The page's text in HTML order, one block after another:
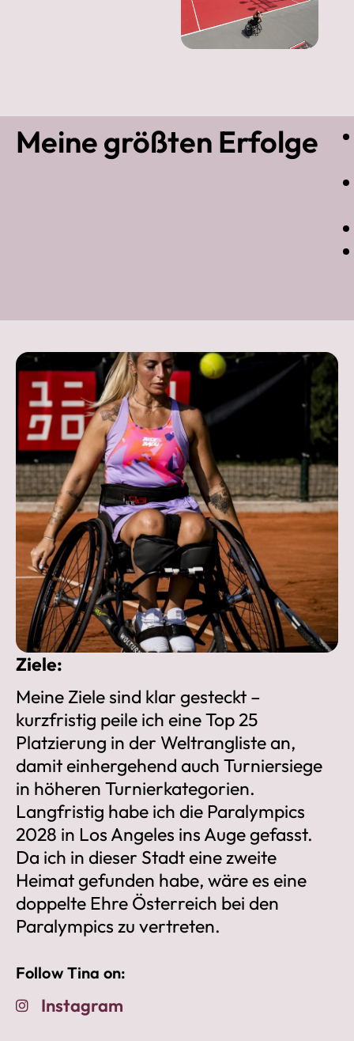
Meine größten Erfolge
Ziele:
Meine Ziele sind klar gesteckt –
kurzfristig peile ich eine Top 25
Platzierung in der Weltrangliste an,
damit einhergehend auch Turniersiege
in höheren Turnierkategorien.
Langfristig habe ich die Paralympics
2028 in Los Angeles ins Auge gefasst.
Da ich in dieser Stadt eine zweite
Heimat gefunden habe, wäre es eine
doppelte Ehre Österreich bei den
Paralympics zu vertreten.
Instagram
Follow Tina on: